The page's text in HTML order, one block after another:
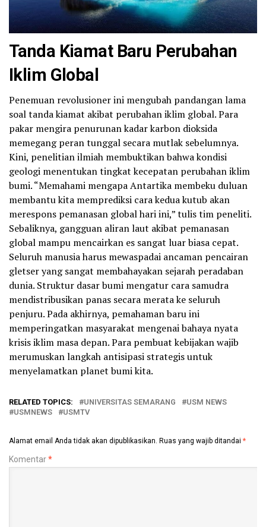
Tanda Kiamat Baru Perubahan
Iklim Global
Penemuan revolusioner ini mengubah pandangan lama
soal tanda kiamat akibat perubahan iklim global. Para
pakar mengira penurunan kadar karbon dioksida
memegang peran tunggal secara mutlak sebelumnya.
Kini, penelitian ilmiah membuktikan bahwa kondisi
geologi menentukan tingkat kecepatan perubahan iklim
bumi. “Memahami mengapa Antartika membeku duluan
membantu kita memprediksi cara kedua kutub akan
merespons pemanasan global hari ini,” tulis tim peneliti.
Sebaliknya, gangguan aliran laut akibat pemanasan
global mampu mencairkan es sangat luar biasa cepat.
Seluruh manusia harus mewaspadai ancaman pencairan
gletser yang sangat membahayakan sejarah peradaban
dunia. Struktur dasar bumi mengatur cara samudra
mendistribusikan panas secara merata ke seluruh
penjuru. Pada akhirnya, pemahaman baru ini
memperingatkan masyarakat mengenai bahaya nyata
krisis iklim masa depan. Para pembuat kebijakan wajib
merumuskan langkah antisipasi strategis untuk
menyelamatkan planet bumi kita.
RELATED TOPICS: UNIVERSITAS SEMARANG
USM NEWS
USMNEWS
USMTV
Alamat email Anda tidak akan dipublikasikan. Ruas yang wajib ditandai *
Komentar*